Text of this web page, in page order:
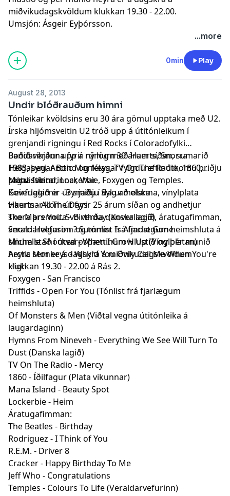
miðvikudagskvöldum klukkan 19.30 - 22.00.
Umsjón: Ásgeir Eyþórsson.
...more
0min Play
August 28, 2013
Undir blóðrauðum himni
Tónleikar kvöldsins eru 30 ára gömul upptaka með U2.
Írska hljómsveitin U2 tróð upp á útitónleikum í
grenjandi rigningu í Red Rocks í Coloradofylki
Bandaríkjanna fyrir rúmum 30 árum síðan, sumarið
1983, þegar Bono og félagar fylgdu eftir útkomu þriðju
plötu sveitarinnar, War.
Boðið verður upp á ný lög með Haerts, Snorra
Helgasyni, Arctic Monkeys, TV On The Radio, 1860,
Mana Island, Lockerbie, Foxygen og Temples.
Koverlagið er úr smiðju Sykurmolanna, vínylplata
vikunnar kom út fyrir 25 árum síðan og andhetjur
skora þrennu. Svo verða danska lagið, áratugafimman,
veraldarvefurinn og tónlist frá fjarlægum heimshluta á
sínum stað í útvarpsþættinum Hlustið og þér munið
heyra sem er á dagskrá á miðvikudagskvöldum
klukkan 19.30 - 22.00 á Rás 2.
Lagalistinn:
Geirfuglarnir - Byrjaðu í dag að elska
Haerts - All The Days
The Mars Volta - Birthday (Koverlagið)
Snorri Helgason ? Summer Is Almost Gone
Michelle Shocked - When I Grow Up (Vínylplatan)
Arctic Monkeys - Why'd You Only Call Me When You're
High
Foxygen - San Francisco
Triffids - Open For You (Tónlist frá fjarlægum
heimshluta)
Of Monsters & Men (Viðtal vegna útitónleika á
laugardaginn)
Hymns From Nineveh - Everything We See Will Turn To
Dust (Danska lagið)
TV On The Radio - Mercy
1860 - Íðilfagur (Plata vikunnar)
Mana Island - Beauty Spot
Lockerbie - Heim
Áratugafimman:
The Beatles - Birthday
Rodriguez - I Think of You
R.E.M. - Driver 8
Cracker - Happy Birthday To Me
Jeff Who - Congratulations
Temples - Colours To Life (Veraldarvefurinn)